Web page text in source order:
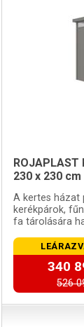
230 x 230
A kertes házat
kerékpárok,
fa tárolására
340
526